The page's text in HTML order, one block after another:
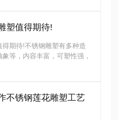
塑值得期待!
期待!不锈钢雕塑有多种造
等，内容丰富，可塑性强，
不锈钢莲花雕塑工艺